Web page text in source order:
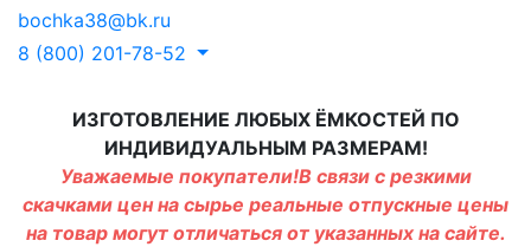
bochka38@bk.ru
8 (800) 201-78-52
ИЗГОТОВЛЕНИЕ ЛЮБЫХ ЁМКОСТЕЙ ПО
ИНДИВИДУАЛЬНЫМ РАЗМЕРАМ!
Уважаемые покупатели!В связи с резкими
скачками цен на сырье реальные отпускные цены
на товар могут отличаться от указанных на сайте.